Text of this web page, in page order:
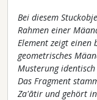
Bei diesem
Rahmen einer
Element zeigt
geometrisches
Musterung
Das Fragment
Za'ātir und gehört